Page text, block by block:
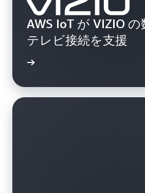
AWS IoT が VIZIO
テレビ接続を支援